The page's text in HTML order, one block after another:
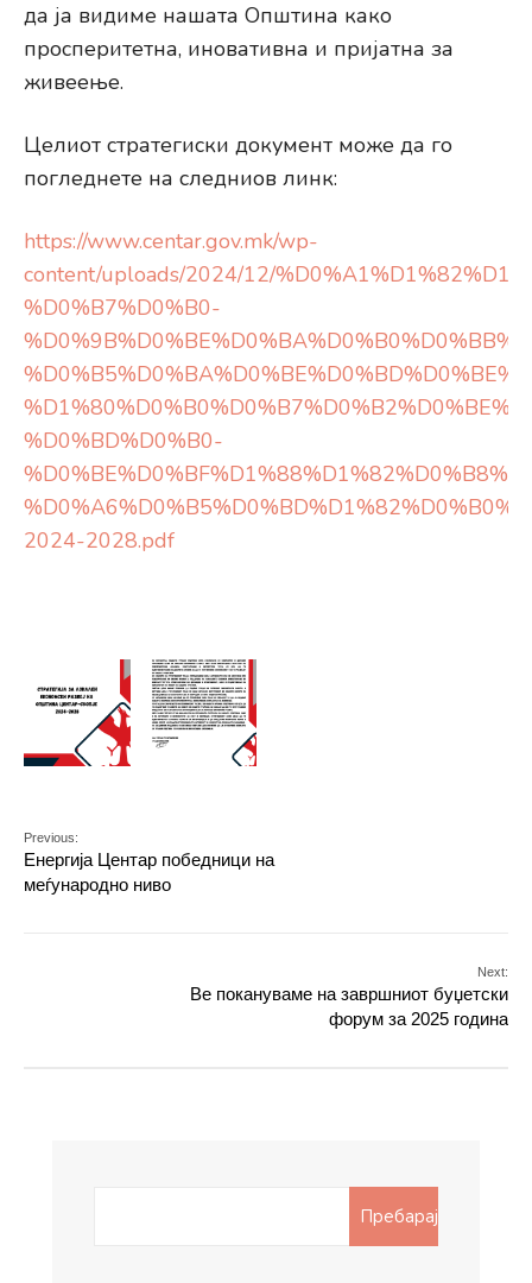
да ја видиме нашата Општина како
просперитетна, иновативна и пријатна за
живеење.
Целиот стратегиски документ може да го
погледнете на следниов линк:
https://www.centar.gov.mk/wp-
content/uploads/2024/12/
%D0%B7%D0%B0-
%D0%BD%D0%B0-
2024-2028.pdf
Previous:
Енергија Центар победници на
меѓународно ниво
Next:
Ве покануваме на завршниот буџетски
форум за 2025 година
Пребарај